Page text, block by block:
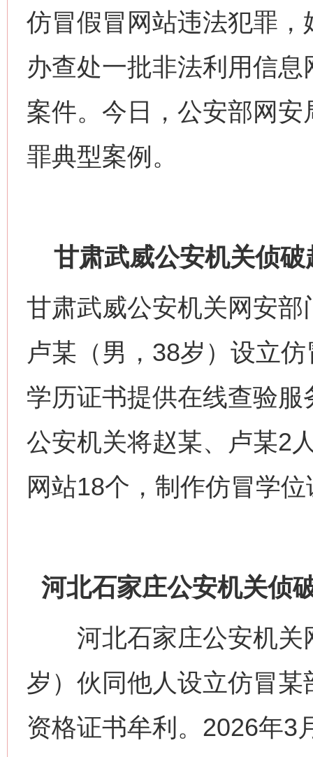
仿冒假冒网站违法犯罪
办查处一批非法利用信
案件。今日，公安部网
罪典型案例。
甘肃武威公安机关侦
甘肃武威公安机关网安
卢某（男，38岁）设立
学历证书提供在线查验
公安机关将赵某、卢某2
网站18个，制作仿冒学
河北石家庄公安机关侦
河北石家庄公安机关
岁）伙同他人设立仿冒
资格证书牟利。2026年3